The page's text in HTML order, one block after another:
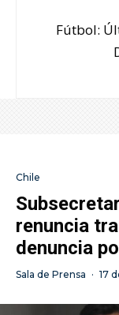
Fútbol:
Chile
renuncia
denuncia
Sala de Prensa · 17